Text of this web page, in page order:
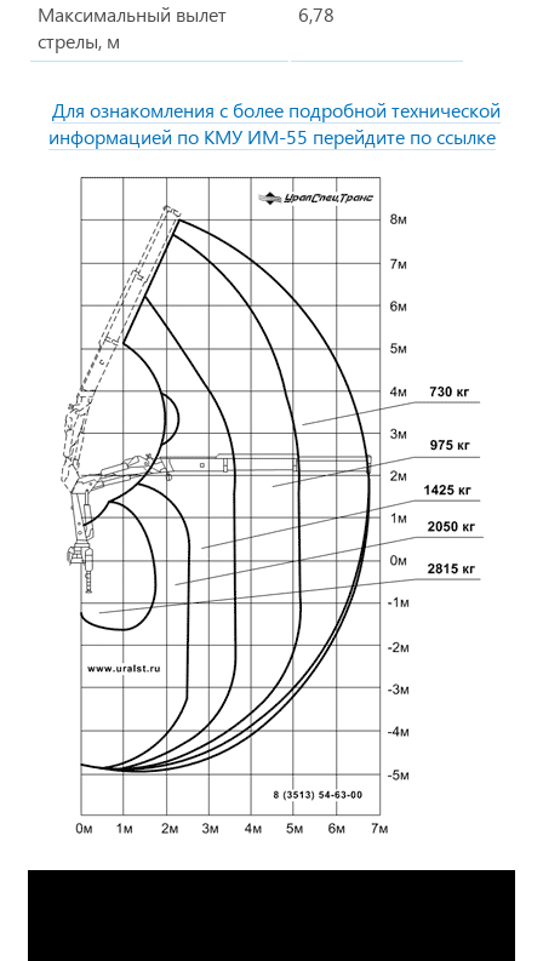
Максимальный вылет
стрелы, м
6,78
Для ознакомления с более подробной технической
информацией по КМУ ИМ-55 перейдите по ссылке